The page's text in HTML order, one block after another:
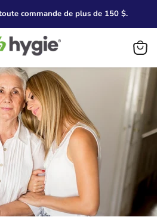
commande de plus de 150 $.
View
cart